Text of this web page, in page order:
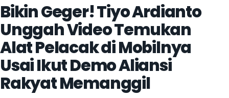
Bikin Geger! Tiyo Ardianto
Unggah Video Temukan
Alat Pelacak di Mobilnya
Usai Ikut Demo Aliansi
Rakyat Memanggil